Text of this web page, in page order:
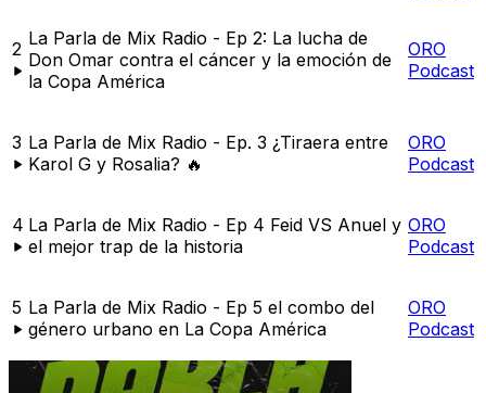
2 La Parla de Mix Radio - Ep 2: La lucha de
Don Omar contra el cáncer y la emoción de
la Copa América
ORO
Podcast
3 La Parla de Mix Radio - Ep. 3 ¿Tiraera entre
Karol G y Rosalia? 🔥
ORO
Podcast
4 La Parla de Mix Radio - Ep 4 Feid VS Anuel y
el mejor trap de la historia
ORO
Podcast
5 La Parla de Mix Radio - Ep 5 el combo del
género urbano en La Copa América
ORO
Podcast